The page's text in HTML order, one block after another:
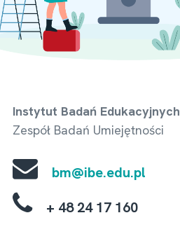
Instytut Badań Edukacyjnych
Zespół Badań Umiejętności
bm@ibe.edu.pl
+ 48 24 17 160